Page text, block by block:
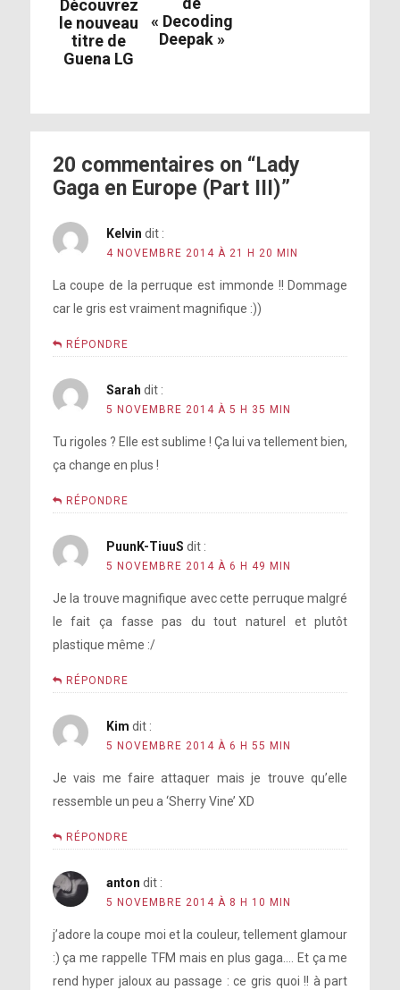
Découvrez
le nouveau
titre de
Guena LG
« Decoding
Deepak »
20 commentaires on “Lady
Gaga en Europe (Part III)”
Kelvin dit :
4 NOVEMBRE 2014 À 21 H 20 MIN
La coupe de la perruque est immonde !! Dommage
car le gris est vraiment magnifique :))
RÉPONDRE
Sarah dit :
5 NOVEMBRE 2014 À 5 H 35 MIN
Tu rigoles ? Elle est sublime ! Ça lui va tellement bien,
ça change en plus !
RÉPONDRE
PuunK-TiuuS dit :
5 NOVEMBRE 2014 À 6 H 49 MIN
Je la trouve magnifique avec cette perruque malgré
le fait ça fasse pas du tout naturel et plutôt
plastique même :/
RÉPONDRE
Kim dit :
5 NOVEMBRE 2014 À 6 H 55 MIN
Je vais me faire attaquer mais je trouve qu’elle
ressemble un peu a ‘Sherry Vine’ XD
RÉPONDRE
anton dit :
5 NOVEMBRE 2014 À 8 H 10 MIN
j’adore la coupe moi et la couleur, tellement glamour
:) ça me rappelle TFM mais en plus gaga…. Et ça me
rend hyper jaloux au passage : ce gris quoi !! à part